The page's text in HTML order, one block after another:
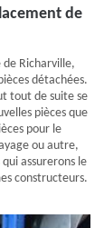
de
de Richarville,
détachées.
tout de suite se
pièces que
pour le
ou autre,
assurerons le
constructeurs.